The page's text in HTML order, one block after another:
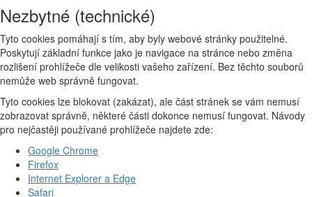
Nezbytné (technické)
Tyto cookies pomáhají s tím, aby byly webové stránky použitelné.
Poskytují základní funkce jako je navigace na stránce nebo změna
rozlišení prohlížeče dle velikosti vašeho zařízení. Bez těchto souborů
nemůže web správně fungovat.
Tyto cookies lze blokovat (zakázat), ale část stránek se vám nemusí
zobrazovat správně, některé části dokonce nemusí fungovat. Návody
pro nejčastěji používané prohlížeče najdete zde:
Google Chrome
Firefox
Internet Explorer a Edge
Safari